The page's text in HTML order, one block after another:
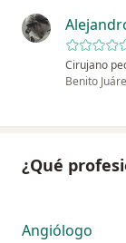
Cirujano
Benito
¿Qué
Angiólogo